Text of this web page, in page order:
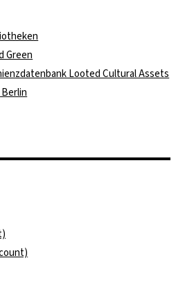
Green
Looted Cultural Assets